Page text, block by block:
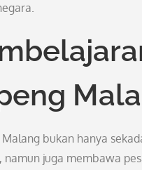
Malang bukan hanya
namun juga membawa